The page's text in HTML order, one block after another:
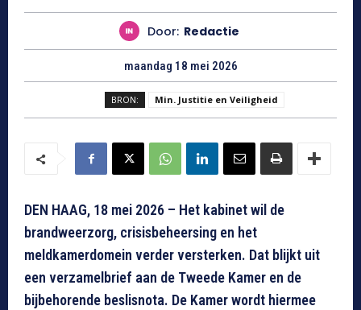
Door: Redactie
maandag 18 mei 2026
BRON: Min. Justitie en Veiligheid
DEN HAAG, 18 mei 2026 – Het kabinet wil de
brandweerzorg, crisisbeheersing en het
meldkamerdomein verder versterken. Dat blijkt uit
een verzamelbrief aan de Tweede Kamer en de
bijbehorende beslisnota. De Kamer wordt hiermee